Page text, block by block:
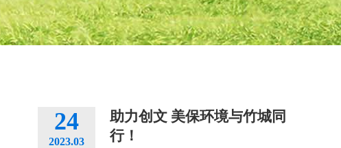
24
2023.03
助力创文 美保环境与竹城同
行！